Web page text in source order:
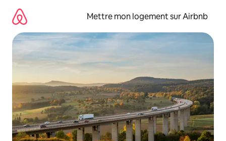
directement
contenu
Mettre mon logement sur Airbnb